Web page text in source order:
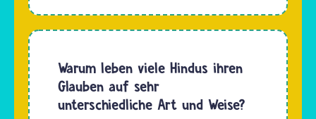
Menschen
die beide
an eine
andere
Warum leben viele Hindus ihren
Glauben auf sehr
unterschiedliche Art und Weise?